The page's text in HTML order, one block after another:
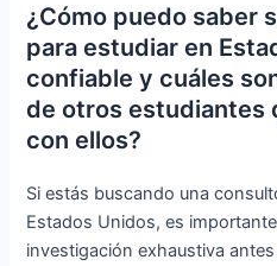
¿Cómo puedo saber
para estudiar en
confiable y cuáles
de otros estudiantes
con ellos?
Si estás buscando una
Estados Unidos, es
investigación exhaustiva